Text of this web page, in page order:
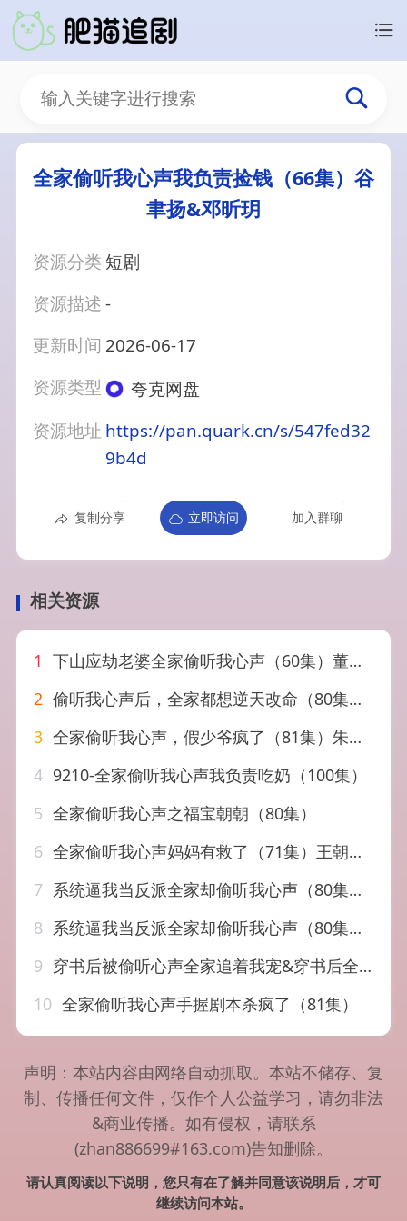
全家偷听我心声我负责捡钱（66集）谷
聿扬&邓昕玥
资源分类 短剧
资源描述-
更新时间 2026-06-17
资源类型
夸克网盘
资源地址 https://pan.quark.cn/s/547fed32
9b4d
复制分享 立即访问 加入群聊
相关资源
1 下山应劫老婆全家偷听我心声（60集）董劭辉＆丁语乔
2 偷听我心声后，全家都想逆天改命（80集）武季超＆于心意
3 全家偷听我心声，假少爷疯了（81集）朱宏钊＆远雨艾
4 9210-全家偷听我心声我负责吃奶（100集）
5 全家偷听我心声之福宝朝朝（80集）
6 全家偷听我心声妈妈有救了（71集）王朝阳＆张雨晴＆杨心妍
7 系统逼我当反派全家却偷听我心声（80集）辰星＆杨珊子
8 系统逼我当反派全家却偷听我心声（80集）辰星＆杨珊子
9 穿书后被偷听心声全家追着我宠&穿书后全家偷听我心声（61集）温宇＆赵财子
10 全家偷听我心声手握剧本杀疯了（81集）
声明：本站内容由网络自动抓取。本站不储存、复
制、传播任何文件，仅作个人公益学习，请勿非法
&商业传播。如有侵权，请联系
(zhan886699#163.com)告知删除。
请认真阅读以下说明，您只有在了解并同意该说明后，才可
继续访问本站。